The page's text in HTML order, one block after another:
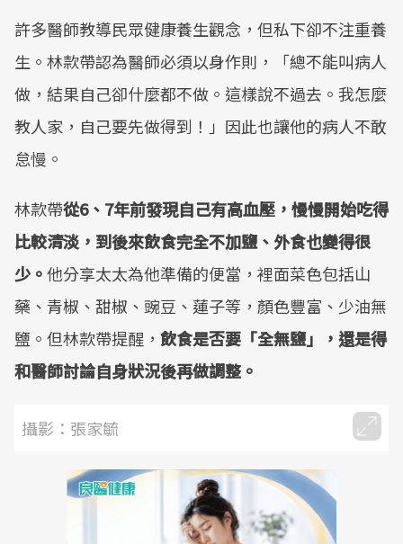
許多醫師教導民眾健康養生觀念，但私下卻不注重養
生。林款帶認為醫師必須以身作則，「總不能叫病人
做，結果自己卻什麼都不做。這樣說不過去。我怎麼
教人家，自己要先做得到！」因此也讓他的病人不敢
怠慢。
林款帶從6、7年前發現自己有高血壓，慢慢開始吃得
比較清淡，到後來飲食完全不加鹽、外食也變得很
少。他分享太太為他準備的便當，裡面菜色包括山
藥、青椒、甜椒、豌豆、蓮子等，顏色豐富、少油無
鹽。但林款帶提醒， 飲食是否要「全無鹽」，還是得
和醫師討論自身狀況後再做調整。
攝影：張家毓